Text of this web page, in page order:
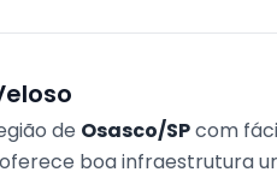
de Osasco/SPcom
oferece boa infraestrutura